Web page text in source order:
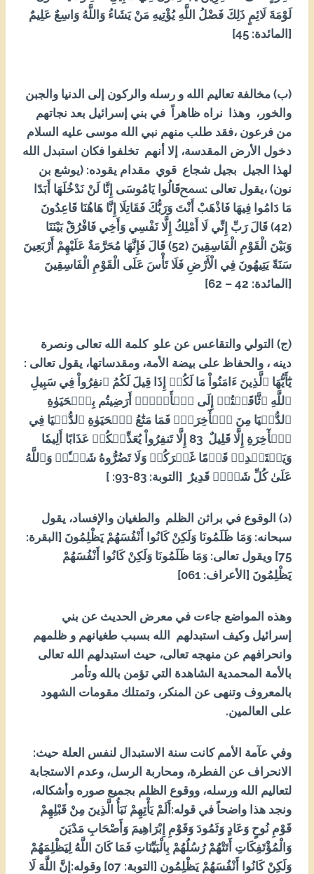
لَوْمَةَ لَائِمٍ ذَلِكَ فَضْلُ اللَّهِ يُؤْتِيهِ مَنْ يَشَاءُ وَاللَّهُ وَاسِعٌ عَلِيمٌ
[المائدة: 54]
(ب) مخالفة تعاليم الله و رسله والركون إلى الدنيا والجبن
والخور، وهذا نراه ظاهراً في بني إسرائيل بعد نجاتهم
من فرعون ،فقد طلب منهم نبي الله موسى عليه السلام
دخول الأرض المقدسة، إلا أنهم تخلفوا فكان استبدل الله
لهذا الجيل بجيل شجاع قوي مقدام يقوده: (يوشع بن
نون) ،يقول تعالى :ﵟقَالُوا يَامُوسَى إِنَّا لَنْ نَدْخُلَهَا أَبَدًا
مَا دَامُوا فِيهَا فَاذْهَبْ أَنْتَ وَرَبُّكَ فَقَاتِلَا إِنَّا هَاهُنَا قَاعِدُونَ
(24) قَالَ رَبِّ إِنِّي لَا أَمْلِكُ إِلَّا نَفْسِي وَأَخِي فَافْرُقْ بَيْنَنَا
وَبَيْنَ الْقَوْمِ الْفَاسِقِينَ (25) قَالَ فَإِنَّهَا مُحَرَّمَةٌ عَلَيْهِمْ أَرْبَعِينَ
سَنَةً يَتِيهُونَ فِي الْأَرْضِ فَلَا تَأْسَ عَلَى الْقَوْمِ الْفَاسِقِينَ
[المائدة: 24 – 26]
(ج) التولي والتقاعس عن علو كلمة الله تعالى ونصرة
دينه ، والحفاظ على بيضة الأمة، ومقدساتها، يقول تعالى :
يَٰٓأَيُّهَا ٱلَّذِينَ ءَامَنُواْ مَا لَكُمۡ إِذَا قِيلَ لَكُمُ ٱنفِرُواْ فِي سَبِيلِ
ٱللَّهِ ٱثَّاقَلۡتُمۡ إِلَى ٱلۡأَرۡضِۚ أَرَضِيتُم بِٱلۡحَيَوٰةِ
ٱلدُّنۡيَا مِنَ ٱلۡأٓخِرَةِۚ فَمَا مَتَٰعُ ٱلۡحَيَوٰةِ ٱلدُّنۡيَا فِي
ٱلۡأٓخِرَةِ إِلَّا قَلِيلٌ 38 إِلَّا تَنفِرُواْ يُعَذِّبۡكُمۡ عَذَابًا أَلِيمٗا
وَيَسۡتَبۡدِلۡ قَوۡمًا غَيۡرَكُمۡ وَلَا تَضُرُّوهُ شَيۡـٔٗاۗ وَٱللَّهُ
عَلَىٰ كُلِّ شَيۡءٖ قَدِيرٌ [التوبة: 38-39: ]
(د) الوقوع في براثن الظلم والطغيان والإفساد، يقول
سبحانه: وَمَا ظَلَمُونَا وَلَكِنْ كَانُوا أَنْفُسَهُمْ يَظْلِمُونَ [البقرة:
57] ويقول تعالى: وَمَا ظَلَمُونَا وَلَكِنْ كَانُوا أَنْفُسَهُمْ
يَظْلِمُونَ [الأعراف: 160]
وهذه المواضع جاءت في معرض الحديث عن بني
إسرائيل وكيف استبدلهم الله بسبب طغيانهم و ظلمهم
وانحرافهم عن منهجه تعالى، حيث استبدلهم الله تعالى
بالأمة المحمدية الشاهدة التي تؤمن بالله وتأمر
بالمعروف وتنهى عن المنكر، وتمتلك مقومات الشهود
على العالمين.
وفي عآمة الأمم كانت سنة الاستبدال لنفس العلة حيث:
الانحراف عن الفطرة، ومحاربة الرسل، وعدم الاستجابة
لتعاليم الله ورسله، ووقوع الظلم بجميع صوره وأشكاله،
ونجد هذا واضحاً في قوله:أَلَمْ يَأْتِهِمْ نَبَأُ الَّذِينَ مِنْ قَبْلِهِمْ
قَوْمِ نُوحٍ وَعَادٍ وَثَمُودَ وَقَوْمِ إِبْرَاهِيمَ وَأَصْحَابِ مَدْيَنَ
وَالْمُؤْتَفِكَاتِ أَتَتْهُمْ رُسُلُهُمْ بِالْبَيِّنَاتِ فَمَا كَانَ اللَّهُ لِيَظْلِمَهُمْ
وَلَكِنْ كَانُوا أَنْفُسَهُمْ يَظْلِمُون [التوبة: 70] وقوله:إِنَّ اللَّهَ لَا